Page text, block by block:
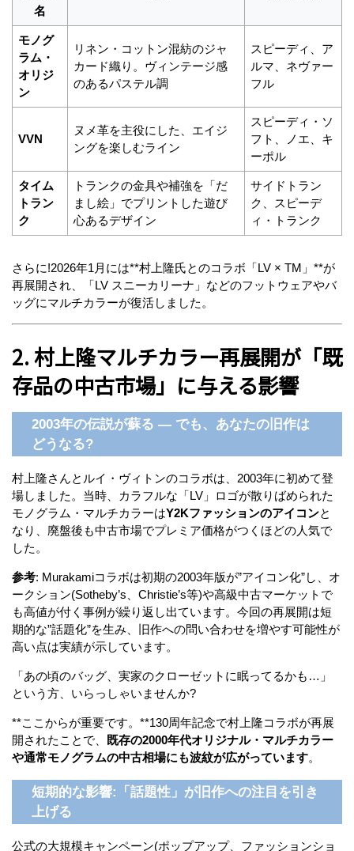
名
モノグ
ラム・
オリジ
ン
リネン・コットン混紡のジャ
カード織り。ヴィンテージ感
のあるパステル調
スピーディ、ア
ルマ、ネヴァー
フル
VVN
ヌメ革を主役にした、エイジ
ングを楽しむライン
スピーディ・ソ
フト、ノエ、キ
ーポル
タイム
トラン
ク
トランクの金具や補強を「だ
まし絵」でプリントした遊び
心あるデザイン
サイドトラン
ク、スピーデ
ィ・トランク
さらに!2026年1月には**村上隆氏とのコラボ「LV × TM」**が
再展開され、「LV スニーカリーナ」などのフットウェアやバ
ッグにマルチカラーが復活しました。
2. 村上隆マルチカラー再展開が「既
存品の中古市場」に与える影響
2003年の伝説が蘇る — でも、あなたの旧作は
どうなる?
村上隆さんとルイ・ヴィトンのコラボは、2003年に初めて登
場しました。当時、カラフルな「LV」ロゴが散りばめられた
モノグラム・マルチカラーはY2Kファッションのアイコンと
なり、廃盤後も中古市場でプレミア価格がつくほどの人気で
した。
参考: Murakamiコラボは初期の2003年版が”アイコン化”し、オ
ークション(Sotheby’s、Christie’s等)や高級中古マーケットで
も高値が付く事例が繰り返し出ています。今回の再展開は短
期的な”話題化”を生み、旧作への問い合わせを増やす可能性が
高い点は実績が示しています。
「あの頃のバッグ、実家のクローゼットに眠ってるかも…」
という方、いらっしゃいませんか?
**ここからが重要です。**130周年記念で村上隆コラボが再展
開されたことで、
既存の2000年代オリジナル・マルチカラー
や通常モノグラムの中古相場にも波紋が広がっています。
短期的な影響:「話題性」が旧作への注目を引き
上げる
公式の大規模キャンペーン(ポップアップ、ファッションショ